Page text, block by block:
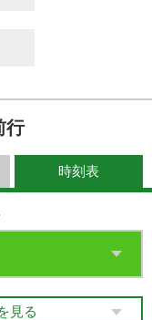
行
時刻表
見る